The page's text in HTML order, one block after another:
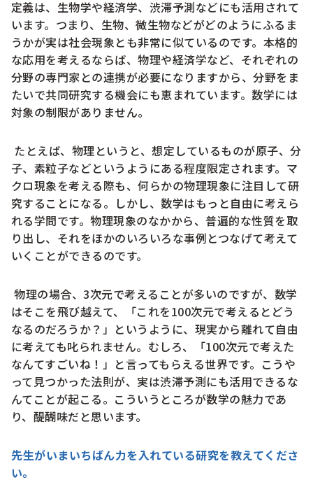
定義は、生物学や経済学、渋滞予測などにも活用されて
います。つまり、生物、微生物などがどのようにふるま
うかが実は社会現象とも非常に似ているのです。本格的
な応用を考えるならば、物理や経済学など、それぞれの
分野の専門家との連携が必要になりますから、分野をま
たいで共同研究する機会にも恵まれています。数学には
対象の制限がありません。
たとえば、物理というと、想定しているものが原子、分
子、素粒子などというようにある程度限定されます。マ
クロ現象を考える際も、何らかの物理現象に注目して研
究することになる。しかし、数学はもっと自由に考えら
れる学問です。物理現象のなかから、普遍的な性質を取
り出し、それをほかのいろいろな事例とつなげて考えて
いくことができるのです。
物理の場合、3次元で考えることが多いのですが、数学
はそこを飛び越えて、「これを100次元で考えるとどう
なるのだろうか？」というように、現実から離れて自由
に考えても叱られません。むしろ、「100次元で考えた
なんてすごいね！」と言ってもらえる世界です。こうや
って見つかった法則が、実は渋滞予測にも活用できるな
んてことが起こる。こういうところが数学の魅力であ
り、醍醐味だと思います。
先生がいまいちばん力を入れている研究を教えてくださ
い。